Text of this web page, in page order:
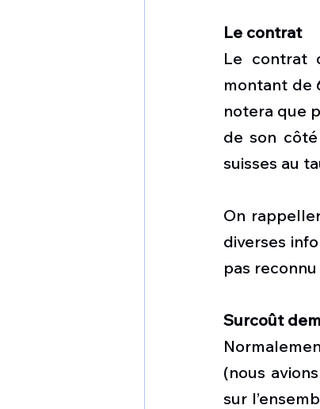
Le contrat
Le contrat
montant de
notera que
de son
suisses au
On
diverses
pas
Surcoût
(nous
sur